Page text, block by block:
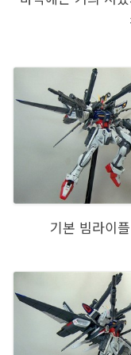
기본 빔라이